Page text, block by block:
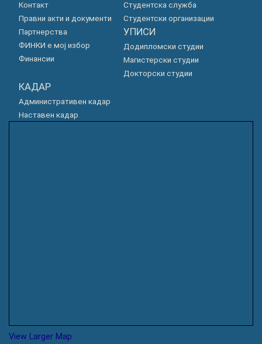
Контакт
Правни акти и документи
Партнерства
ФИНКИ е мој избор
Финансии
Студентска служба
Студентски организации
УПИСИ
Додипломски студии
Магистерски студии
Докторски студии
КАДАР
Административен кадар
Наставен кадар
View Larger Map